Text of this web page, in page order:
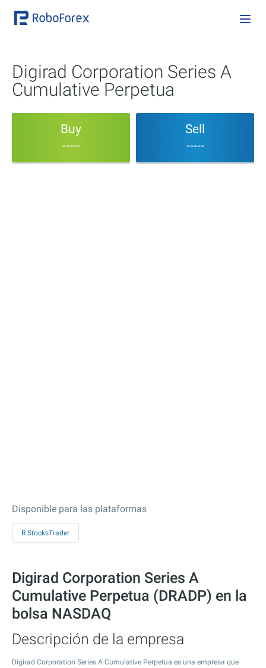
Digirad Corporation Series A
Cumulative Perpetua
Buy
-----
Sell
-----
Disponible para las plataformas
R StocksTrader
Digirad Corporation Series A
Cumulative Perpetua (DRADP) en la
bolsa NASDAQ
Descripción de la empresa
Digirad Corporation Series A Cumulative Perpetua es una empresa que